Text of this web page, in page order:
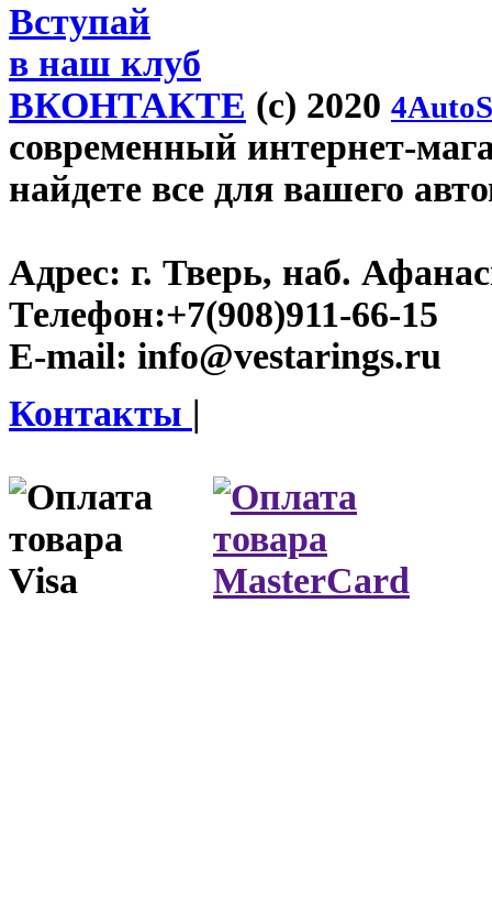
Вступай
в наш клуб
ВКОНТАКТЕ (c) 2020
современный интернет-
найдете все для вашего
Адрес: г. Тверь, наб.
Телефон:+7(908)911-66-15
E-mail: info@vestarings.ru
Контакты |